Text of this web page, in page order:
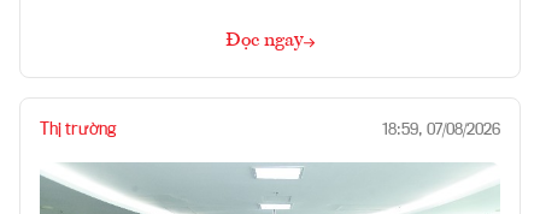
Đọc ngay
Thị trường 18:59, 07/08/2026